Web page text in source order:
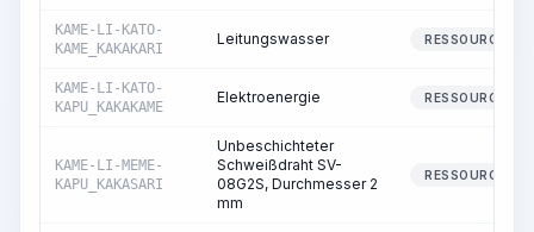
KAME-LI-KATO-
KAME_KAKAKARI
Leitungswasser RESSOURCE
KAME-LI-KATO-
KAPU_KAKAKAME
Elektroenergie RESSOURCE
KAME-LI-MEME-
KAPU_KAKASARI
Unbeschichteter
Schweißdraht SV-
08G2S, Durchmesser 2
mm
RESSOURCE